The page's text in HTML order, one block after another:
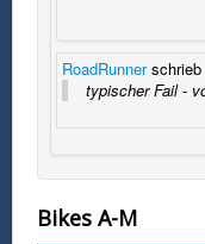
RoadRunnerschrieb
typischer Fail -
Bikes A-M